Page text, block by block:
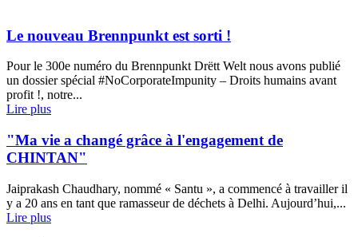
Le nouveau Brennpunkt est sorti !
Pour le 300e numéro du Brennpunkt Drëtt Welt nous avons publié
un dossier spécial #NoCorporateImpunity – Droits humains avant
profit !, notre...
Lire plus
"Ma vie a changé grâce à l'engagement de
CHINTAN"
Jaiprakash Chaudhary, nommé « Santu », a commencé à travailler il
y a 20 ans en tant que ramasseur de déchets à Delhi. Aujourd’hui,...
Lire plus